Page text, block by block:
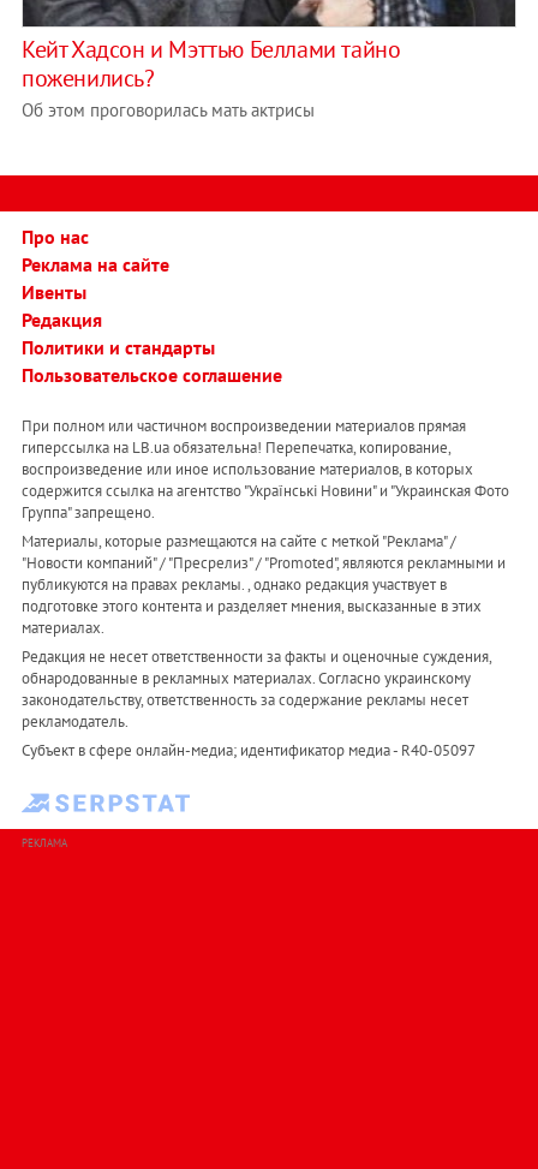
Кейт Хадсон и Мэттью Беллами тайно
поженились?
Об этом проговорилась мать актрисы
Про нас
Реклама на сайте
Ивенты
Редакция
Политики и стандарты
Пользовательское соглашение
При полном или частичном воспроизведении материалов прямая
гиперссылка на LB.ua обязательна! Перепечатка, копирование,
воспроизведение или иное использование материалов, в которых
содержится ссылка на агентство "Українськi Новини" и "Украинская Фото
Группа" запрещено.
Материалы, которые размещаются на сайте с меткой "Реклама" /
"Новости компаний" / "Пресрелиз" / "Promoted", являются рекламными и
публикуются на правах рекламы. , однако редакция участвует в
подготовке этого контента и разделяет мнения, высказанные в этих
материалах.
Редакция не несет ответственности за факты и оценочные суждения,
обнародованные в рекламных материалах. Согласно украинскому
законодательству, ответственность за содержание рекламы несет
рекламодатель.
Субъект в сфере онлайн-медиа; идентификатор медиа - R40-05097
РЕКЛАМА